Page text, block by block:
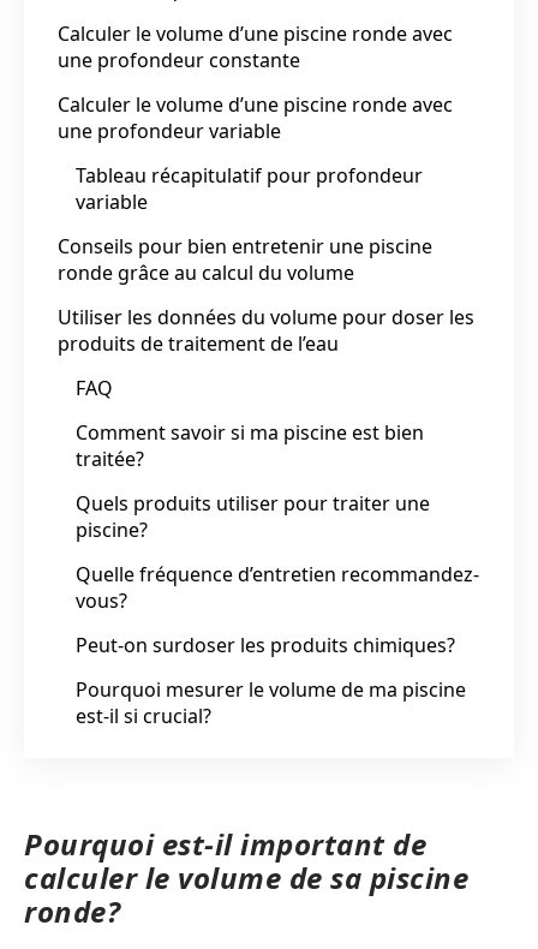
Calculer le volume d’une piscine ronde avec
une profondeur constante
Calculer le volume d’une piscine ronde avec
une profondeur variable
Tableau récapitulatif pour profondeur
variable
Conseils pour bien entretenir une piscine
ronde grâce au calcul du volume
Utiliser les données du volume pour doser les
produits de traitement de l’eau
FAQ
Comment savoir si ma piscine est bien
traitée?
Quels produits utiliser pour traiter une
piscine?
Quelle fréquence d’entretien recommandez-
vous?
Peut-on surdoser les produits chimiques?
Pourquoi mesurer le volume de ma piscine
est-il si crucial?
Pourquoi est-il important de
calculer le volume de sa piscine
ronde?